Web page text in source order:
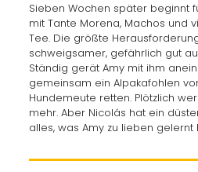
Sieben Wochen später beginnt
mit Tante Morena, Machos und
Tee. Die größte
schweigsamer, gefährlich gut
Ständig gerät Amy mit ihm
gemeinsam ein Alpakafohlen
Hundemeute retten. Plötzlich
mehr. Aber Nicolás hat ein
alles, was Amy zu lieben gelernt